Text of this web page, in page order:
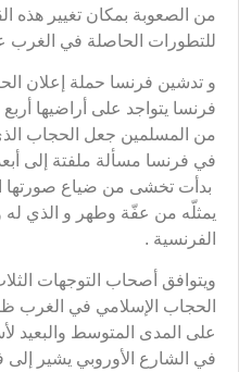
من الصعوبة بمكان تغيير هذه
للتطورات الحاصلة في
و تدشين فرنسا حملة إعلان
فرنسا يتواجد على أراضيها
من المسلمين جعل الحجاب
في فرنسا مسألة ملفتة إلى
بدأت تخشى من ضياع صورتها
يمثلّه من عفّة وطهر و الذي
الفرنسية .
ويتوافق أصحاب التوجهات
الحجاب الإسلامي في الغرب
على المدى المتوسط والبعيد
في الشارع الأوروبي يشير